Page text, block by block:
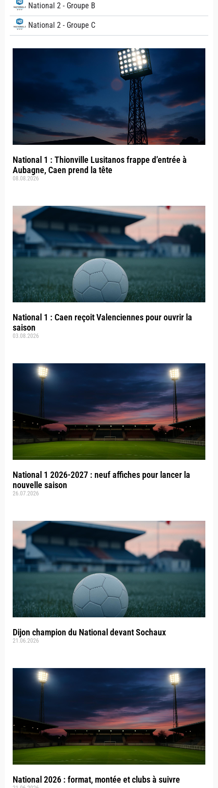
National 2 - Groupe B
National 2 - Groupe C
National 1 : Thionville Lusitanos frappe d’entrée à
Aubagne, Caen prend la tête
08.08.2026
National 1 : Caen reçoit Valenciennes pour ouvrir la
saison
03.08.2026
National 1 2026-2027 : neuf affiches pour lancer la
nouvelle saison
26.07.2026
Dijon champion du National devant Sochaux
21.06.2026
National 2026 : format, montée et clubs à suivre